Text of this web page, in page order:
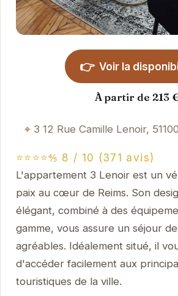
👉 Voir la
À partir de 213
3 12 Rue Camille Lenoir,
⭐⭐⭐⭐⅘ 8 / 10 (371 avis)
L'appartement 3 Lenoir est un
paix au cœur de Reims. Son
élégant, combiné à des
gamme, vous assure un séjour
agréables. Idéalement situé, il
d'accéder facilement aux
touristiques de la ville.